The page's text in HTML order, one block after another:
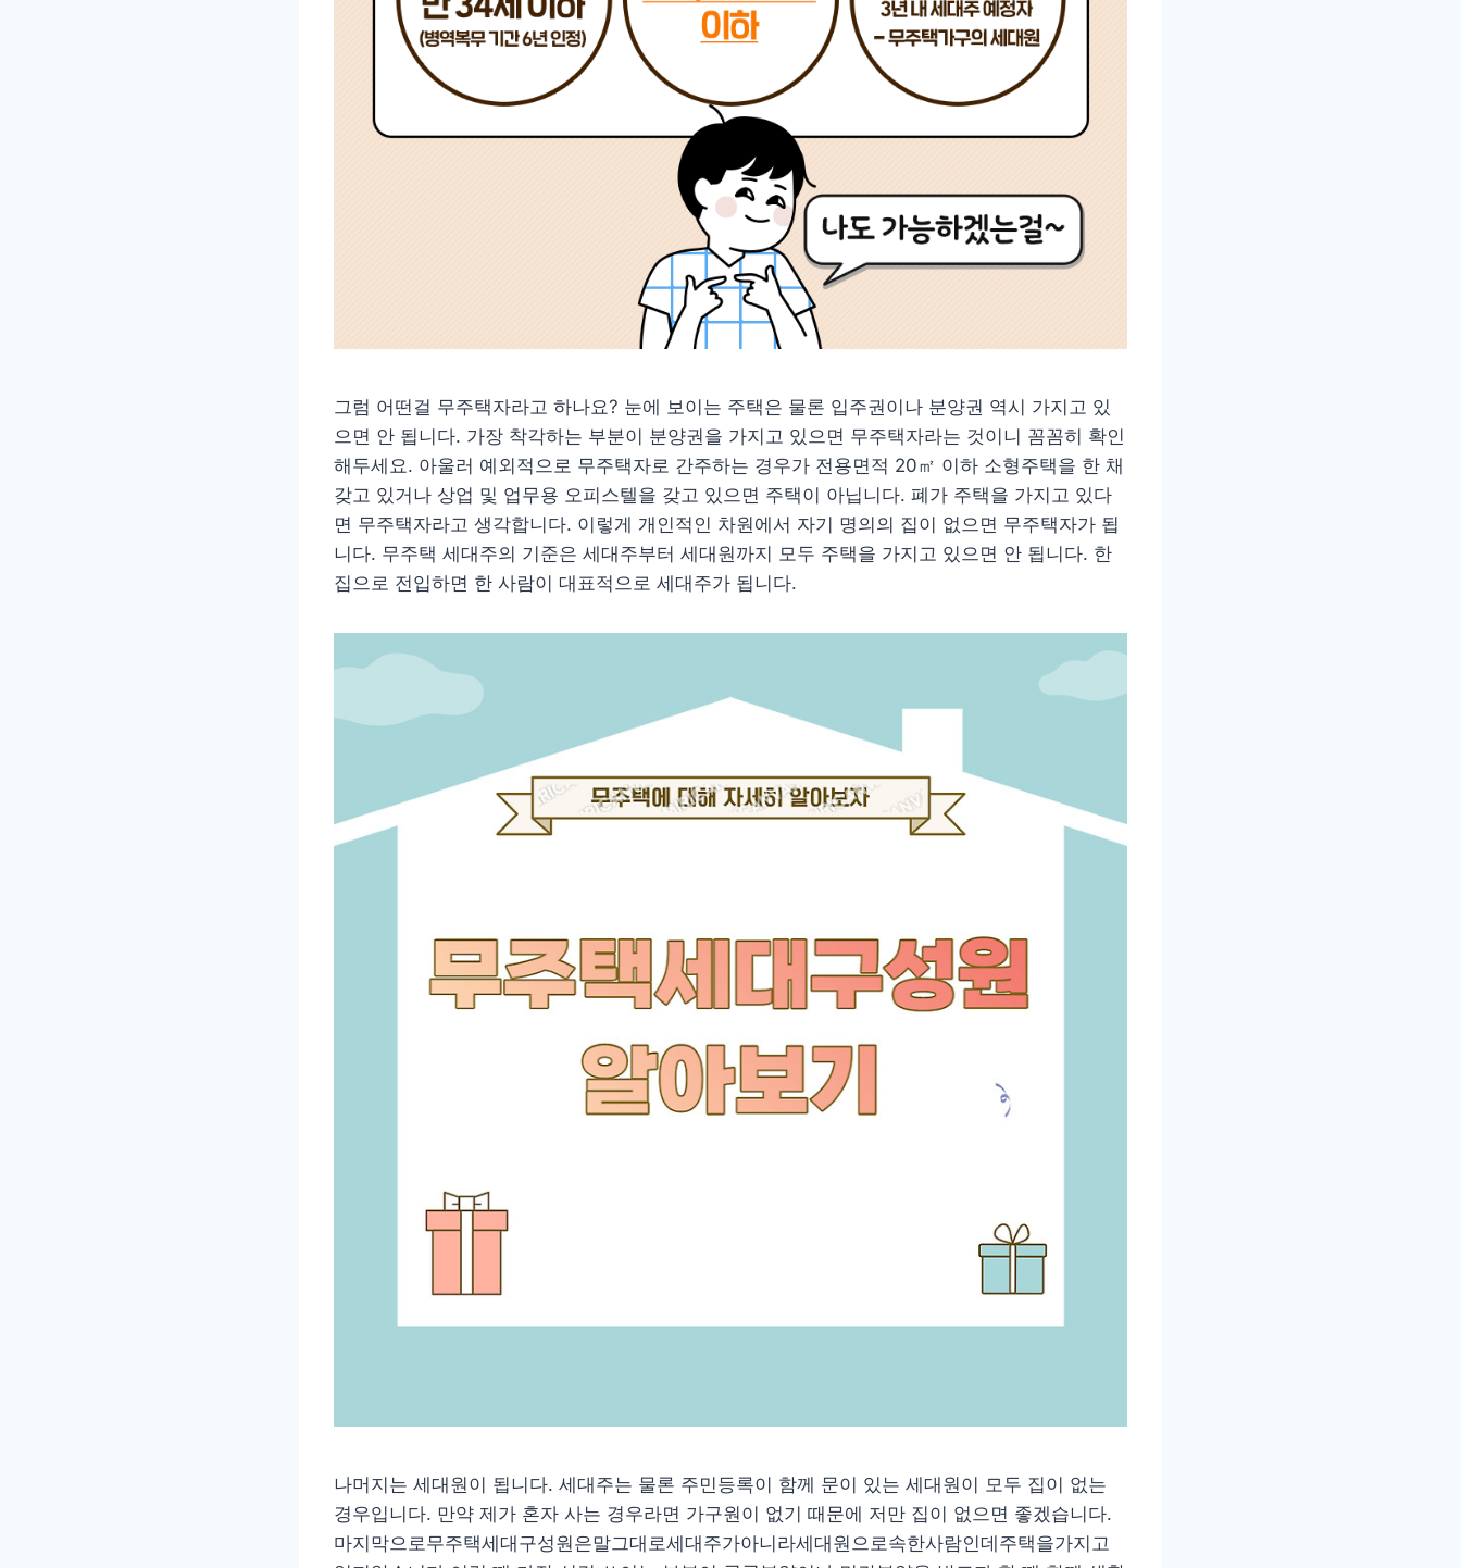
그럼 어떤걸 무주택자라고 하나요? 눈에 보이는 주택은 물론 입주권이나 분양권 역시 가지고 있
으면 안 됩니다. 가장 착각하는 부분이 분양권을 가지고 있으면 무주택자라는 것이니 꼼꼼히 확인
해두세요. 아울러 예외적으로 무주택자로 간주하는 경우가 전용면적 20㎡ 이하 소형주택을 한 채
갖고 있거나 상업 및 업무용 오피스텔을 갖고 있으면 주택이 아닙니다. 폐가 주택을 가지고 있다
면 무주택자라고 생각합니다. 이렇게 개인적인 차원에서 자기 명의의 집이 없으면 무주택자가 됩
니다. 무주택 세대주의 기준은 세대주부터 세대원까지 모두 주택을 가지고 있으면 안 됩니다. 한
집으로 전입하면 한 사람이 대표적으로 세대주가 됩니다.
나머지는 세대원이 됩니다. 세대주는 물론 주민등록이 함께 문이 있는 세대원이 모두 집이 없는
경우입니다. 만약 제가 혼자 사는 경우라면 가구원이 없기 때문에 저만 집이 없으면 좋겠습니다.
마지막으로무주택세대구성원은말그대로세대주가아니라세대원으로속한사람인데주택을가지고